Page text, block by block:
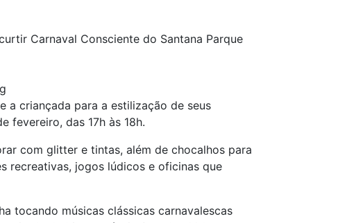
Carnaval Consciente do Santana Parque
a criançada para a estilização de seus
fevereiro, das 17h às 18h.
com glitter e tintas, além de chocalhos para
recreativas, jogos lúdicos e oficinas que
tocando músicas clássicas carnavalescas